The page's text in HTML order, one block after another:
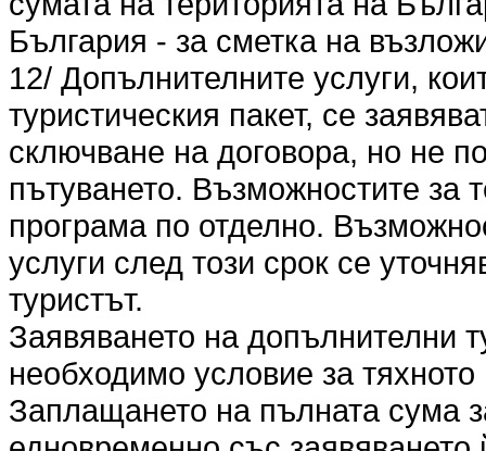
България - за сметка на
12/ Допълнителните услуги,
туристическия пакет, се
сключване на договора, но не
пътуването. Възможностите за
програма по отделно.
услуги след този срок се
туристът.
Заявяването на допълнителни
необходимо условие за
Заплащането на пълната сума